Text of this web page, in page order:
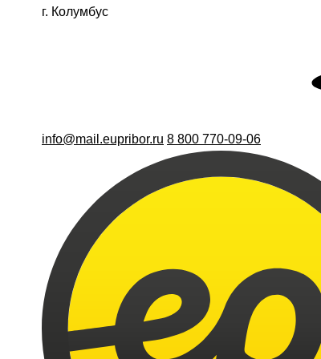
г. Колумбус
info@mail.eupribor.ru 8 800 770-09-06